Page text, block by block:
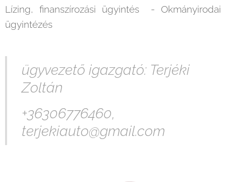
Lízing, finanszírozási ügyintés - Okmányirodai
ügyintézés
ügyvezető igazgató: Terjéki
Zoltán
+36306776460,
terjekiauto@gmail.com